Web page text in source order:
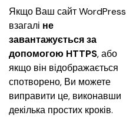
Якщо Ваш сайт WordPress
взагалі не
завантажується за
допомогою HTTPS, або
якщо він відображається
спотворено, Ви можете
виправити це, виконавши
декілька простих кроків.